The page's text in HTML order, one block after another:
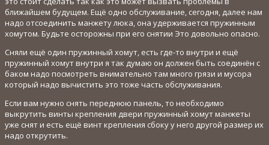
ближайшем будущем. Ещё одно обслуживание, сегодня, далее нам
надо отсоединить манжету люка, она удерживается пружинным
хомутом. Будьте осторожны при его снятии Это довольно опасно.
Сняли ещё один пружинный хомут, есть где-то внутри и ещё
пружинный хомут внутри я так думаю он должен быть соединён с
баком надо посмотреть внимательно там много грязи и мусора
который надо вычистить это тоже часть обслуживания.
Если вам нужно снять переднюю панель, то необходимо
выкрутить винты крепления двери пружинный хомут манжеты
уже снят и есть ещё винт крепления сбоку у него другой размер их
надо открутить.